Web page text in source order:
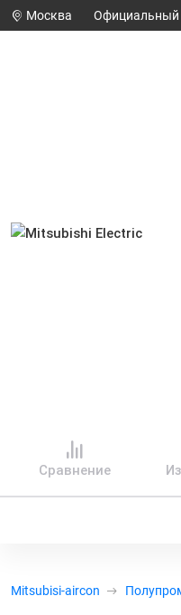
Москва Официальный
Сравнение
Mitsubisi-aircon